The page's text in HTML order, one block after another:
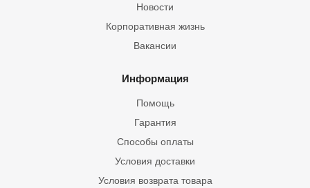
Новости
Корпоративная жизнь
Вакансии
Информация
Помощь
Гарантия
Способы оплаты
Условия доставки
Условия возврата товара